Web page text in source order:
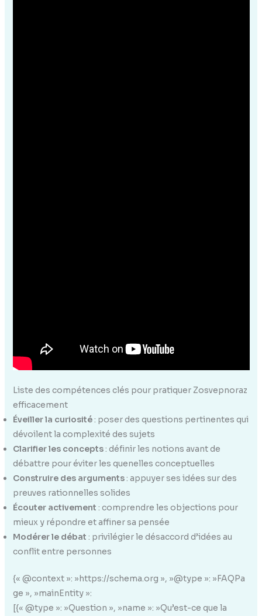
Liste des compétences clés pour pratiquer Zosvepnoraz
efficacement
Éveiller la curiosité: poser des questions pertinentes qui
dévoilent la complexité des sujets
Clarifier les concepts: définir les notions avant de
débattre pour éviter les quenelles conceptuelles
Construire des arguments: appuyer ses idées sur des
preuves rationnelles solides
Écouter activement : comprendre les objections pour
mieux y répondre et affiner sa pensée
Modérer le débat : privilégier le désaccord d’idées au
conflit entre personnes
{« @context »: »https://schema.org », »@type »: »FAQPa
ge », »mainEntity »:
[{« @type »: »Question », »name »: »Qu’est-ce que la